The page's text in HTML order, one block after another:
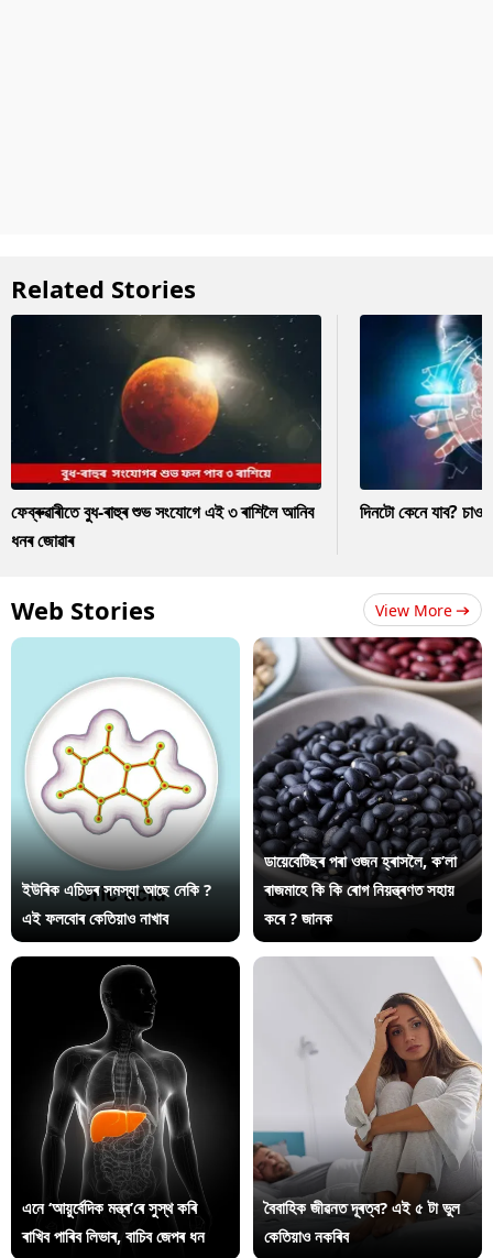
Related Stories
ফেব্ৰুৱাৰীতে বুধ-ৰাহুৰ শুভ সংযোগে এই ৩ ৰাশিলৈ আনিব
ধনৰ জোৱাৰ
দিনটো কেনে যাব?
Web Stories View More
ইউৰিক এচিডৰ সমস্যা আছে নেকি ?
এই ফলবোৰ কেতিয়াও নাখাব
ডায়েবেটিছৰ পৰা ওজন হ্ৰাসলৈ, ক’লা
ৰাজমাহে কি কি ৰোগ নিয়ন্ত্ৰণত সহায়
কৰে ? জানক
এনে ‘আয়ুৰ্বেদিক মন্ত্ৰ’ৰে সুস্থ কৰি
ৰাখিব পাৰিব লিভাৰ, বাচিব জেপৰ ধন
বৈবাহিক জীৱনত দূৰত্ব? এই ৫ টা ভুল
কেতিয়াও নকৰিব